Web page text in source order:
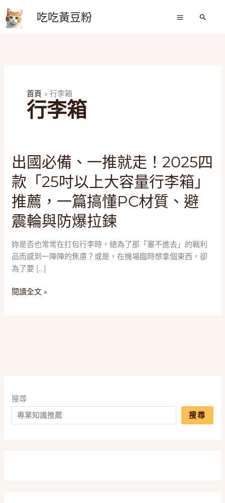
至
主
吃吃黃豆粉
搜
首頁 行李箱
行李箱
出國必備、一推就走！2025四
款「25吋以上大容量行李箱」
推薦，一篇搞懂PC材質、避
震輪與防爆拉鍊
妳是否也常常在打包行李時，總為了那「塞不進去」的戰利
品而感到一陣陣的焦慮？或是，在機場臨時想拿個東西，卻
為了要 […]
出
國
必
備、
一
推
就
走！
2025
四
「25
箱」
推
薦，
閱讀全文 »
搜尋
搜尋